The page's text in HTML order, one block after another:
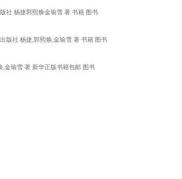
社 杨捷郭熙焕金瑜雪 著 书籍 图书
版社 杨捷,郭熙焕,金瑜雪 著 书籍 图书
金瑜雪 著 新华正版书籍包邮 图书